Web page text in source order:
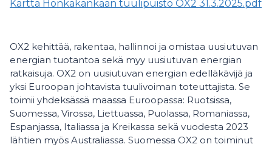
Kartta Honkakankaan tuulipuisto OX2 31.3.2025.pdf
OX2 kehittää, rakentaa, hallinnoi ja omistaa uusiutuvan
energian tuotantoa sekä myy uusiutuvan energian
ratkaisuja. OX2 on uusiutuvan energian edelläkävijä ja
yksi Euroopan johtavista tuulivoiman toteuttajista. Se
toimii yhdeksässä maassa Euroopassa: Ruotsissa,
Suomessa, Virossa, Liettuassa, Puolassa, Romaniassa,
Espanjassa, Italiassa ja Kreikassa sekä vuodesta 2023
lähtien myös Australiassa. Suomessa OX2 on toiminut